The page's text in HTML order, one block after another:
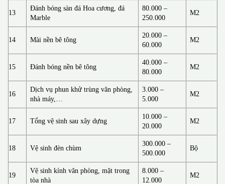
13
Đánh bóng sàn đá Hoa cương, đá
Marble
80.000 –
250.000
M2
14 Mài nền bê tông
20.000 –
60.000
M2
15 Đánh bóng nền bê tông
40.000 –
80.000
M2
16
Dịch vụ phun khử trùng văn phòng,
nhà máy,…
3.000 –
5.000
M2
17 Tổng vệ sinh sau xây dựng
10.000 –
20.000
M2
18 Vệ sinh đèn chùm
300.000 –
500.000
Bộ
19
Vệ sinh kính văn phòng, mặt trong
tòa nhà
8.000 –
12.000
M2